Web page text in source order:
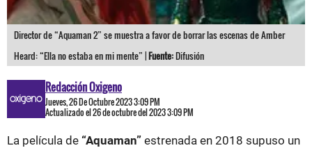
Director de “Aquaman 2” se muestra a favor de borrar las escenas de Amber
Heard: “Ella no estaba en mi mente” |Fuente:Difusión
Redacción Oxigeno
Jueves, 26 De Octubre 2023 3:09 PM
Actualizado el 26 de octubre del 2023 3:09 PM
La película de “Aquaman” estrenada en 2018 supuso un